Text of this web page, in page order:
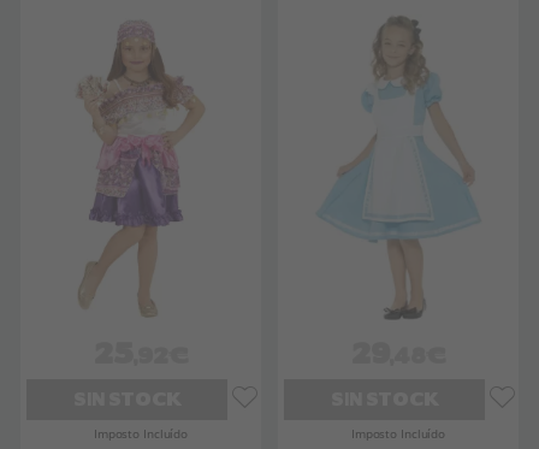
Imposto Incluído Imposto Incluído